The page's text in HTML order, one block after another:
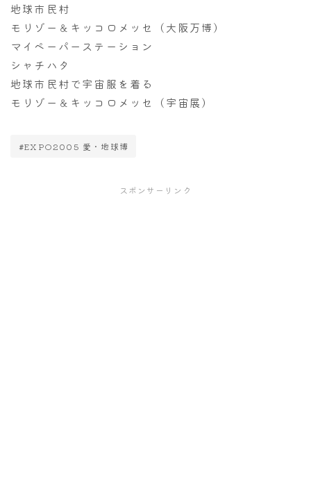
地球市民村
モリゾー＆キッコロメッセ（大阪万博）
マイペーパーステーション
シャチハタ
地球市民村で宇宙服を着る
モリゾー＆キッコロメッセ（宇宙展）
#EXPO2005 愛・地球博
スポンサーリンク